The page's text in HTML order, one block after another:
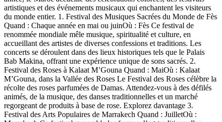
artistiques et des événements musicaux qui enchantent les visiteurs
du monde entier. 1. Festival des Musiques Sacrées du Monde de Fès
Quand : Chaque année en mai ou juinOù : Fès Ce festival de
renommée mondiale mêle musique, spiritualité et culture, en
accueillant des artistes de diverses confessions et traditions. Les
concerts se déroulent dans des lieux historiques tels que le Palais
Bab Makina, offrant une expérience unique de sons sacrés. 2.
Festival des Roses à Kalaat M’Gouna Quand : MaiOù : Kalaat
M’Gouna, dans la Vallée des Roses Le Festival des Roses célèbre la
récolte des roses parfumées de Damas. Attendez-vous à des défilés
animés, de la musique, des danses traditionnelles et un marché
regorgeant de produits à base de rose. Explorez davantage 3.
Festival des Arts Populaires de Marrakech Quand : JuilletOù :